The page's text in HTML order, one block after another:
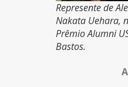
Represente de
Nakata Uehara,
Prêmio Alumni
Bastos.